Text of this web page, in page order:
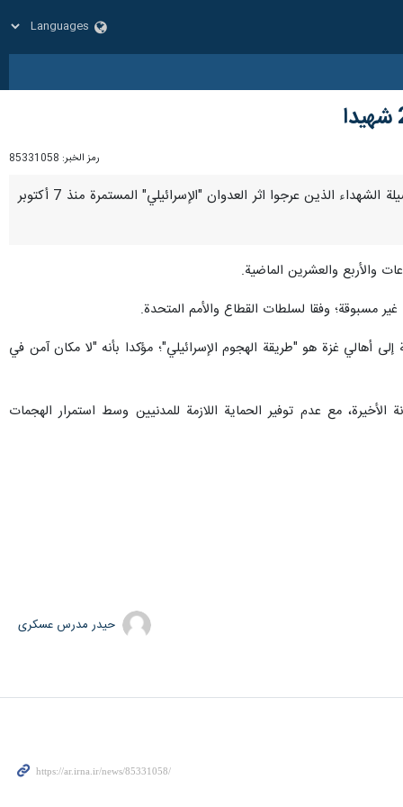
رمز الخبر: 85331058
طهران / 23 كانون الأول / ديسمبر / إرنا –أعلنت وزارة الصحة الفلسطينية في قطاع غزة، اليوم السبت، ارتفاع حصيلة الشهداء الذين عرجوا اثر العدوان "الإسرائيلي" المستمرة منذ 7 أكتوبر
أهالي غزة هو "طريقة الهجوم الإسرائيلي"؛ مؤكدا بأنه "لا مكان آمن في
مع عدم توفير الحماية اللازمة للمدنيين وسط استمرار الهجمات
حیدر مدرس عسکری